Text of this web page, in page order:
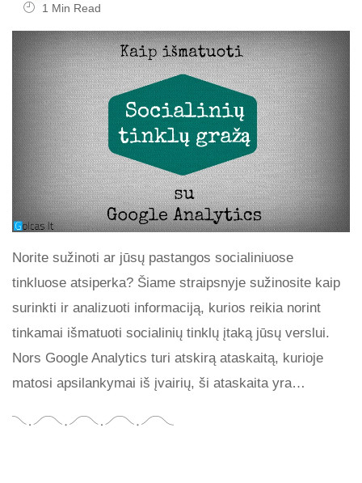
1 Min Read
Norite sužinoti ar jūsų pastangos socialiniuose
tinkluose atsiperka? Šiame straipsnyje sužinosite kaip
surinkti ir analizuoti informaciją, kurios reikia norint
tinkamai išmatuoti socialinių tinklų įtaką jūsų verslui.
Nors Google Analytics turi atskirą ataskaitą, kurioje
matosi apsilankymai iš įvairių, ši ataskaita yra…